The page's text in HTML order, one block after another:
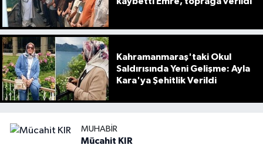
Kahramanmaraş'taki Okul
Saldırısında Yeni Gelişme: Ayla
Kara'ya Şehitlik Verildi
MUHABIR
Mücahit KIR